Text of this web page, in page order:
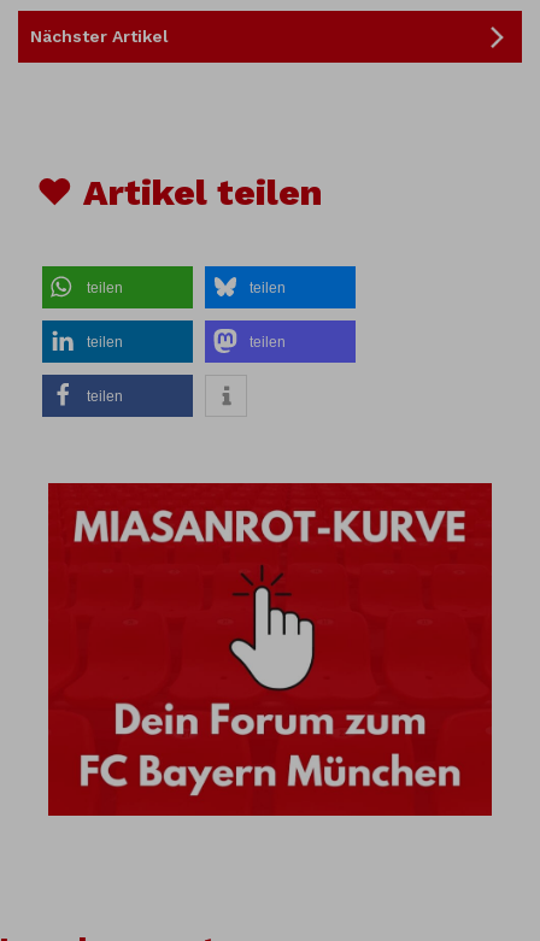
Nächster Artikel
♥ Artikel teilen
teilen teilen
teilen teilen
teilen